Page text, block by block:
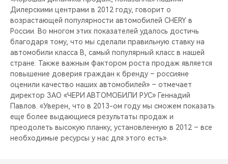
Дилерскими центрами в 2012 году, говорит о
возрастающей популярности автомобилей CHERY в
России. Во многом этих показателей удалось достичь
благодаря тому, что мы сделали правильную ставку на
автомобили класса B, самый популярный класс в нашей
стране. Также важным фактором роста продаж является
повышение доверия граждан к бренду – россияне
оценили качество наших автомобилей» – отмечает
директор ЗАО «ЧЕРИ АВТОМОБИЛИ РУС» Геннадий
Павлов. «Уверен, что в 2013-ом году мы сможем показать
еще более выдающиеся результаты продаж и
преодолеть высокую планку, установленную в 2012 – все
необходимые ресурсы у нас для этого есть».